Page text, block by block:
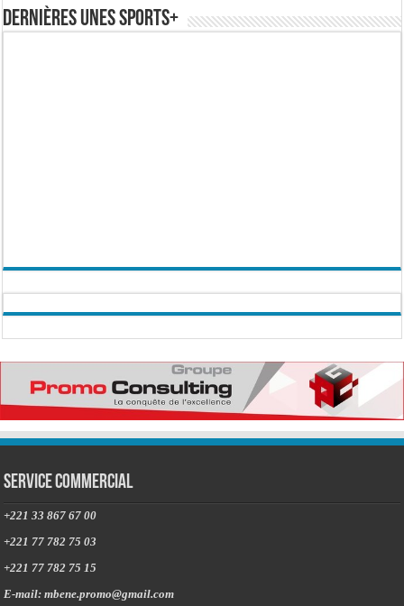
Dernières Unes Sports+
Service commercial
+221 33 867 67 00
+221 77 782 75 03
+221 77 782 75 15
E-mail: mbene.promo@gmail.com